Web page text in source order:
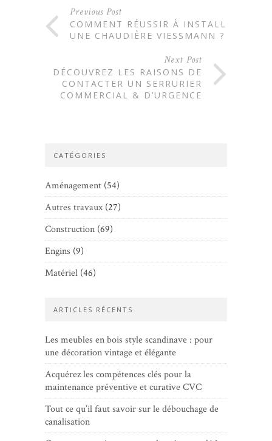
Previous Post
COMMENT RÉUSSIR À INSTALLER
UNE CHAUDIÈRE VIESSMANN ?
Next Post
DÉCOUVREZ LES RAISONS DE
CONTACTER UN SERRURIER
COMMERCIAL & D’URGENCE
CATÉGORIES
Aménagement (54)
Autres travaux (27)
Construction (69)
Engins (9)
Matériel (46)
ARTICLES RÉCENTS
Les meubles en bois style scandinave : pour
une décoration vintage et élégante
Acquérez les compétences clés pour la
maintenance préventive et curative CVC
Tout ce qu’il faut savoir sur le débouchage de
canalisation